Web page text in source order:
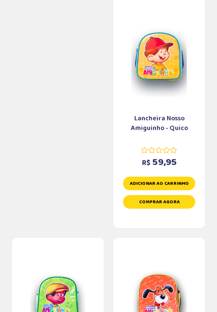
Lancheira Nosso
Amiguinho - Quico
R$ 59,95
ADICIONAR AO CARRINHO
COMPRAR AGORA